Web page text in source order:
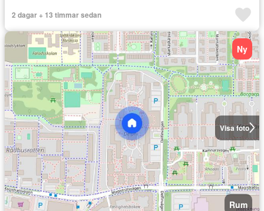
2 dagar + 13 timmar sedan
Visa foto
Ny
Rum